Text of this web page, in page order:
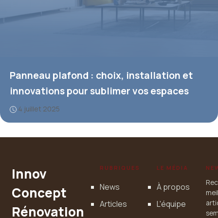
Panneau plafond : choix, installation et
innovations pour sublimer vos espaces
4 juillet 2025
Innov
Concept
Rénovation
RUBRIQUES
News
Articles
LE MÉDIA
À propos
L'équipe